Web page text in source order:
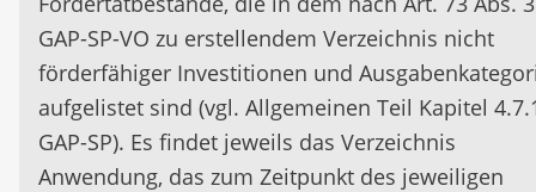
GAP-SP-VO zu erstellendem Verzeichnis nicht
förderfähiger Investitionen und
aufgelistet sind (vgl. Allgemeinen Teil Kapitel
GAP-SP). Es findet jeweils das Verzeichnis
Anwendung, das zum Zeitpunkt des jeweiligen